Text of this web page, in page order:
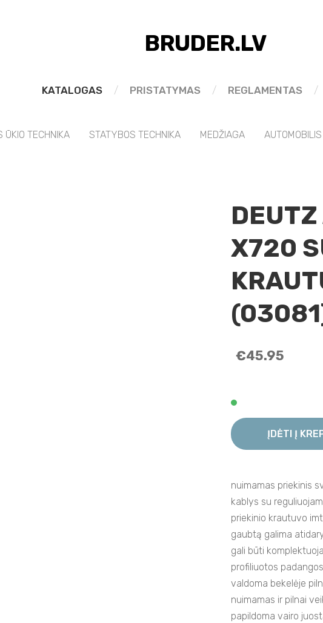
BRUDER.LV
KATALOGAS PRISTATYMAS REGLAMENTAS
ŪKIO TECHNIKA STATYBOS TECHNIKA MEDŽIAGA AUTOMOBILIS
DEUTZ
X720
€45.95
ĮDĖTI Į
nuimamas priekinis
kablys su
priekinio krautuvo
gaubtą galima
gali būti
profiliuotos
valdoma bekelėje
nuimamas ir pilnai
papildoma vairo